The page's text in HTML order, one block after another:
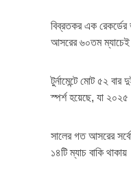
বিব্রতকর এক
আসরের ৬০তম ম্যাচেই
টুর্নামেন্টে মোট ৫২
স্পর্শ হয়েছে, যা ২০২৫
সালের গত আসরের
১৪টি ম্যাচ বাকি থাকায়